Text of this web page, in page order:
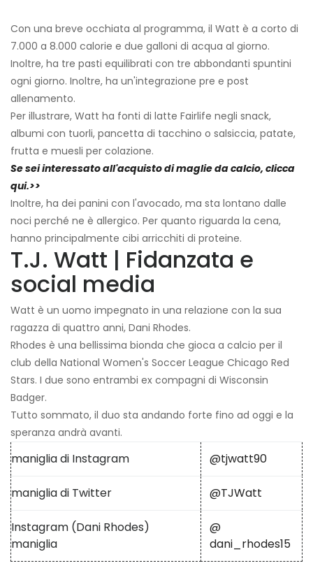
Con una breve occhiata al programma, il Watt è a corto di
7.000 a 8.000 calorie e due galloni di acqua al giorno.
Inoltre, ha tre pasti equilibrati con tre abbondanti spuntini
ogni giorno. Inoltre, ha un'integrazione pre e post
allenamento.
Per illustrare, Watt ha fonti di latte Fairlife negli snack,
albumi con tuorli, pancetta di tacchino o salsiccia, patate,
frutta e muesli per colazione.
Se sei interessato all'acquisto di maglie da calcio, clicca
qui.>>
Inoltre, ha dei panini con l'avocado, ma sta lontano dalle
noci perché ne è allergico. Per quanto riguarda la cena,
hanno principalmente cibi arricchiti di proteine.
T.J. Watt | Fidanzata e
social media
Watt è un uomo impegnato in una relazione con la sua
ragazza di quattro anni, Dani Rhodes.
Rhodes è una bellissima bionda che gioca a calcio per il
club della National Women's Soccer League Chicago Red
Stars. I due sono entrambi ex compagni di Wisconsin
Badger.
Tutto sommato, il duo sta andando forte fino ad oggi e la
speranza andrà avanti.
maniglia di Instagram @tjwatt90
maniglia di Twitter @TJWatt
Instagram (Dani Rhodes)
maniglia
@
dani_rhodes15